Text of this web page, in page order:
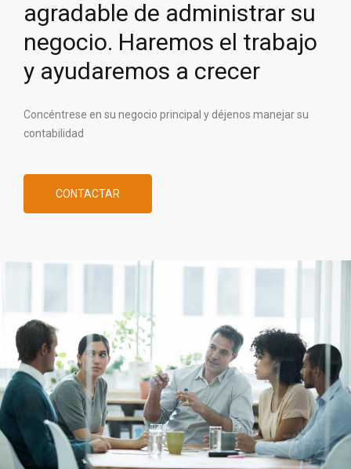
agradable de administrar su
negocio. Haremos el trabajo
y ayudaremos a crecer
Concéntrese en su negocio principal y déjenos manejar su
contabilidad
CONTACTAR